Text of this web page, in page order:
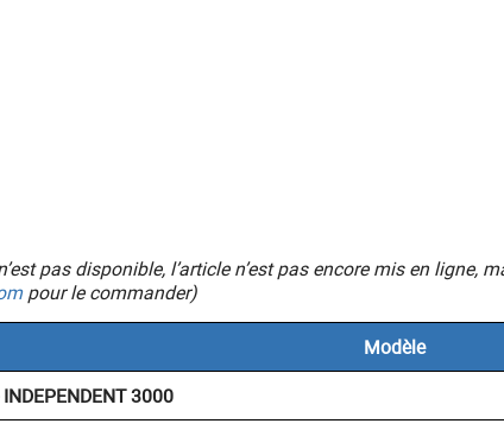
pas disponible, l’article n’est pas encore mis en ligne,
pour le commander)
Modèle
3000